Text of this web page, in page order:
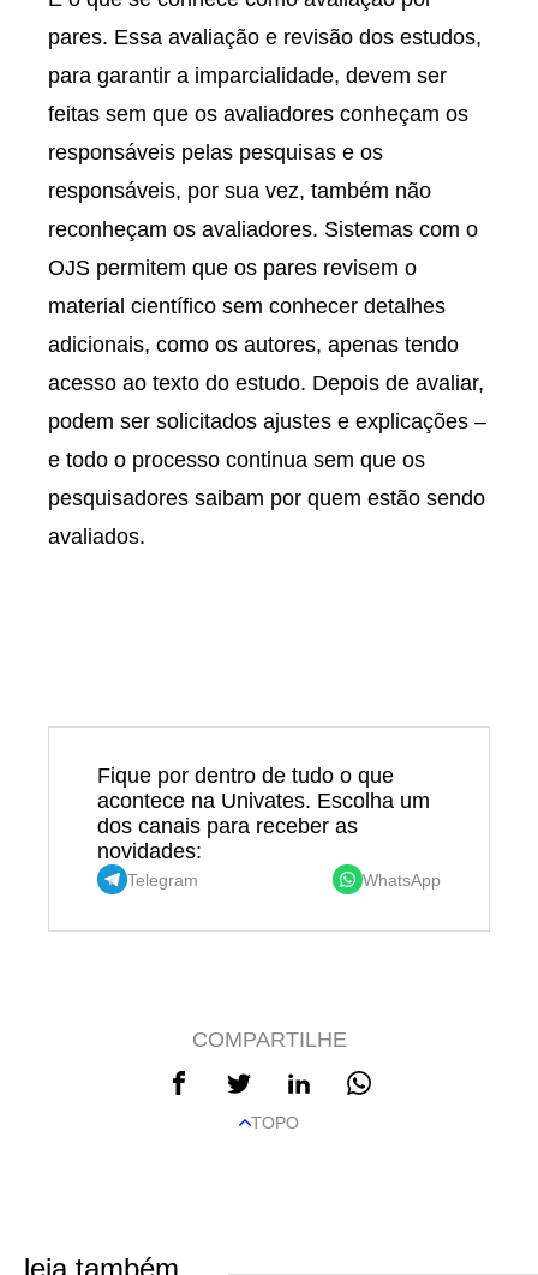
pares. Essa avaliação e revisão dos estudos,
para garantir a imparcialidade, devem ser
feitas sem que os avaliadores conheçam os
responsáveis pelas pesquisas e os
responsáveis, por sua vez, também não
reconheçam os avaliadores. Sistemas com o
OJS permitem que os pares revisem o
material científico sem conhecer detalhes
adicionais, como os autores, apenas tendo
acesso ao texto do estudo. Depois de avaliar,
podem ser solicitados ajustes e explicações ‒
e todo o processo continua sem que os
pesquisadores saibam por quem estão sendo
avaliados.
Fique por dentro de tudo o que
acontece na Univates. Escolha um
dos canais para receber as
novidades:
Telegram WhatsApp
COMPARTILHE
TOPO
leia também